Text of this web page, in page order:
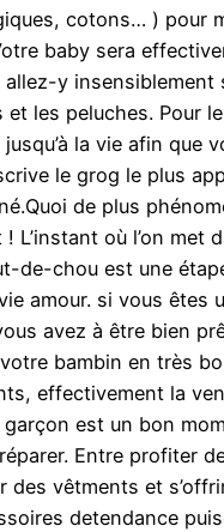
cotons… ) pour
baby sera
y insensiblement
et les peluches. Pour
la vie afin que
le grog le plus
de plus
L’instant où l’on met
de-chou est une
amour. si vous êtes
avez à être bien
bambin en très
effectivement la
garçon est un bon
Entre profiter
des vêtments et
detendance